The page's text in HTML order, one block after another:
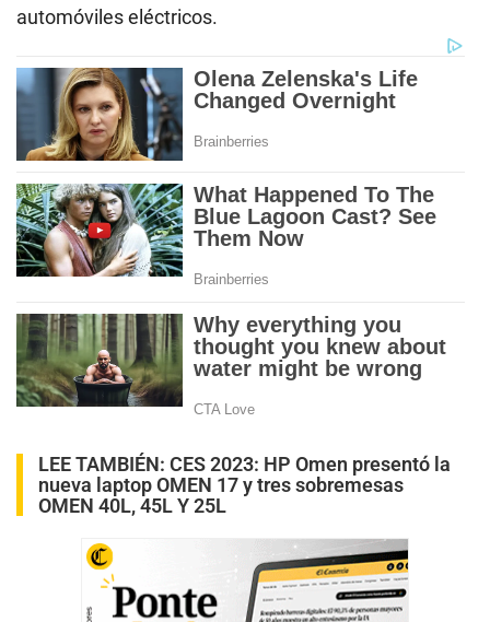
automóviles eléctricos.
LEE TAMBIÉN: CES 2023: HP Omen presentó la
nueva laptop OMEN 17 y tres sobremesas
OMEN 40L, 45L Y 25L